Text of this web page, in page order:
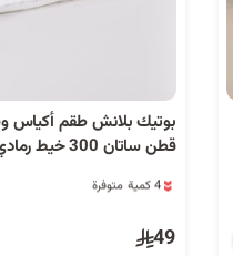
قطن ساتان 300 خيط رمادي 50*75 سم
4 كمية متوفرة
5 مشاهدة مؤخراً
49